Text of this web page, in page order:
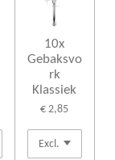
10x
Gebaksvo
rk
Klassiek
€ 2,85